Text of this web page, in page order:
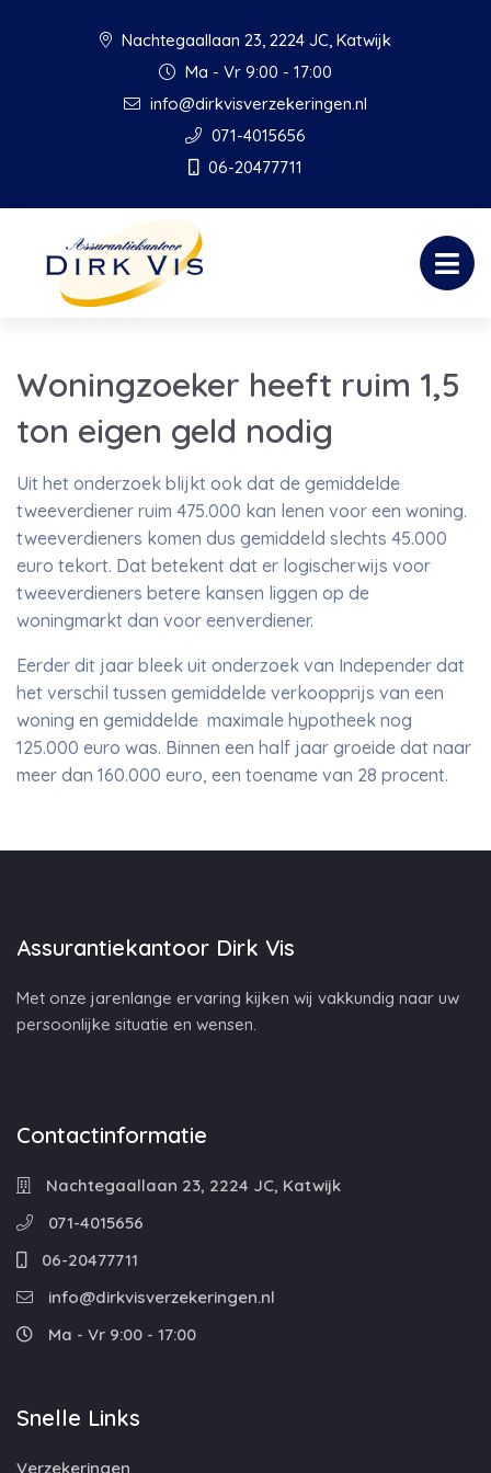
Nachtegaallaan 23, 2224 JC, Katwijk
Ma - Vr 9:00 - 17:00
info@dirkvisverzekeringen.nl
071-4015656
06-20477711
Woningzoeker heeft ruim 1,5
ton eigen geld nodig
Uit het onderzoek blijkt ook dat de gemiddelde
tweeverdiener ruim 475.000 kan lenen voor een woning.
tweeverdieners komen dus gemiddeld slechts 45.000
euro tekort. Dat betekent dat er logischerwijs voor
tweeverdieners betere kansen liggen op de
woningmarkt dan voor eenverdiener.
Eerder dit jaar bleek uit onderzoek van Independer dat
het verschil tussen gemiddelde verkoopprijs van een
woning en gemiddelde maximale hypotheek nog
125.000 euro was. Binnen een half jaar groeide dat naar
meer dan 160.000 euro, een toename van 28 procent.
Assurantiekantoor Dirk Vis
Met onze jarenlange ervaring kijken wij vakkundig naar uw
persoonlijke situatie en wensen.
Contactinformatie
Nachtegaallaan 23, 2224 JC, Katwijk
071-4015656
06-20477711
info@dirkvisverzekeringen.nl
Ma - Vr 9:00 - 17:00
Snelle Links
Verzekeringen